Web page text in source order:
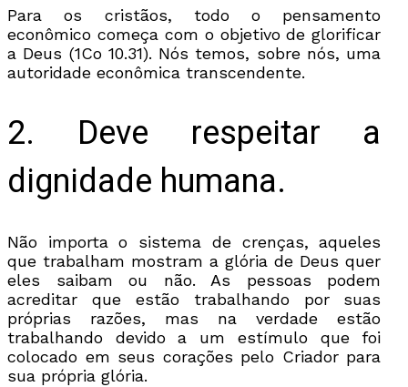
Para os cristãos, todo o pensamento
econômico começa com o objetivo de glorificar
a Deus (1Co 10.31). Nós temos, sobre nós, uma
autoridade econômica transcendente.
2. Deve respeitar a
dignidade humana.
Não importa o sistema de crenças, aqueles
que trabalham mostram a glória de Deus quer
eles saibam ou não. As pessoas podem
acreditar que estão trabalhando por suas
próprias razões, mas na verdade estão
trabalhando devido a um estímulo que foi
colocado em seus corações pelo Criador para
sua própria glória.